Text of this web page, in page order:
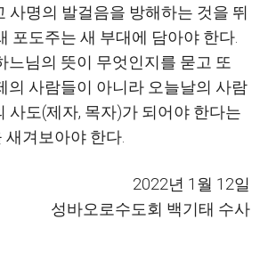
사명의 발걸음을 방해하는 것을 뛰
포도주는 새 부대에 담아야 한다.
느님의 뜻이 무엇인지를 묻고 또
의 사람들이 아니라 오늘날의 사람
사도(제자, 목자)가 되어야 한다는
겨보아야 한다.
2022년 1월 12일
성바오로수도회 백기태 수사